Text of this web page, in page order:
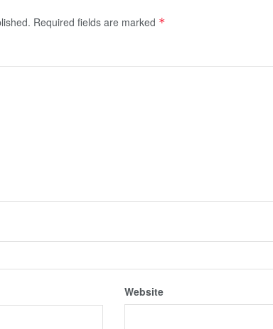
Required fields are marked *
Website